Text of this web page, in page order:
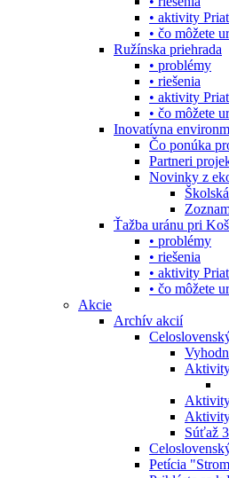
• aktivity
• čo môžete
Ružínska priehrada
• problémy
• riešenia
• aktivity
• čo môžete
Inovatívna
Čo ponúka
Partneri
Novinky z
Ťažba uránu pri
• problémy
• riešenia
• aktivity
• čo môžete
Akcie
Archív akcií
Súťaž
Petícia